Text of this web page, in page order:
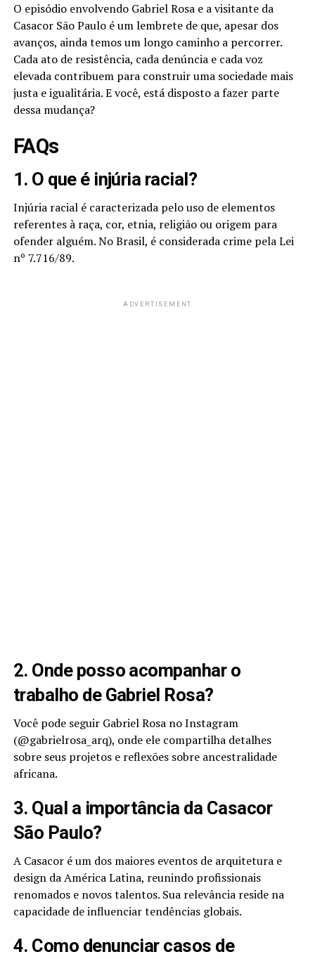
O episódio envolvendo Gabriel Rosa e a visitante da
Casacor São Paulo é um lembrete de que, apesar dos
avanços, ainda temos um longo caminho a percorrer.
Cada ato de resistência, cada denúncia e cada voz
elevada contribuem para construir uma sociedade mais
justa e igualitária. E você, está disposto a fazer parte
dessa mudança?
FAQs
1. O que é injúria racial?
Injúria racial é caracterizada pelo uso de elementos
referentes à raça, cor, etnia, religião ou origem para
ofender alguém. No Brasil, é considerada crime pela Lei
nº 7.716/89.
ADVERTISEMENT
2. Onde posso acompanhar o
trabalho de Gabriel Rosa?
Você pode seguir Gabriel Rosa no Instagram
(@gabrielrosa_arq), onde ele compartilha detalhes
sobre seus projetos e reflexões sobre ancestralidade
africana.
3. Qual a importância da Casacor
São Paulo?
A Casacor é um dos maiores eventos de arquitetura e
design da América Latina, reunindo profissionais
renomados e novos talentos. Sua relevância reside na
capacidade de influenciar tendências globais.
4. Como denunciar casos de